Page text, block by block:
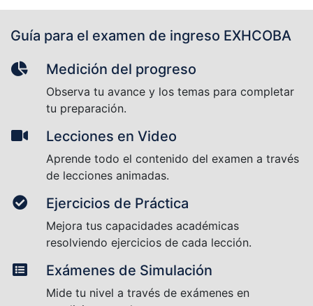
Guía para el examen de ingreso EXHCOBA
Medición del progreso
Observa tu avance y los temas para completar
tu preparación.
Lecciones en Video
Aprende todo el contenido del examen a través
de lecciones animadas.
Ejercicios de Práctica
Mejora tus capacidades académicas
resolviendo ejercicios de cada lección.
Exámenes de Simulación
Mide tu nivel a través de exámenes en